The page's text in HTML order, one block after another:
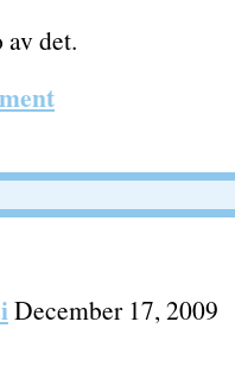
det.
December 17, 2009